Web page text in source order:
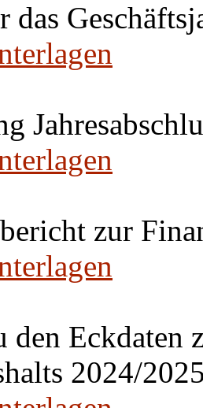
das
zur
den Eckdaten
2024/